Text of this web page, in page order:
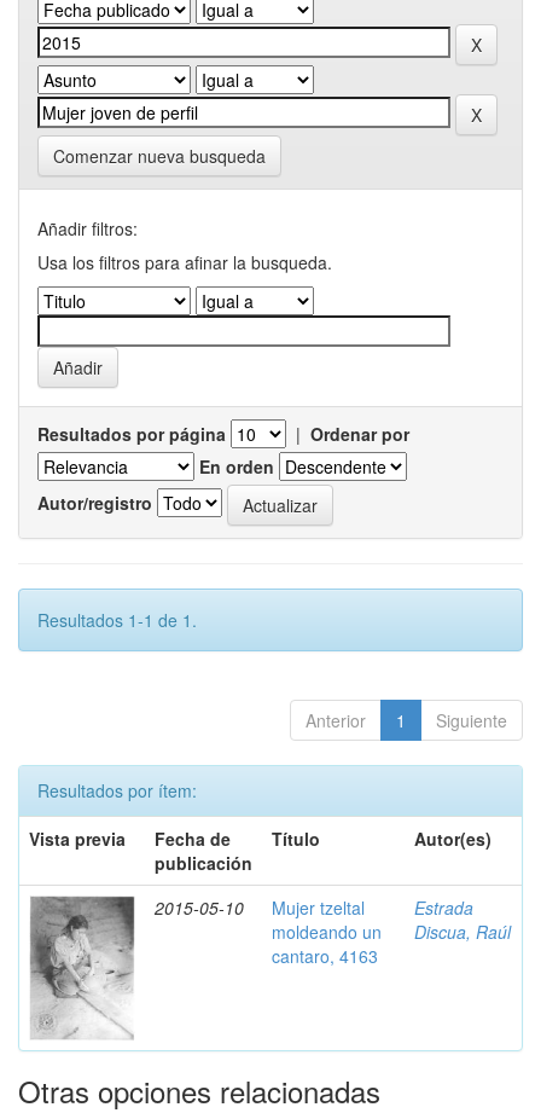
Comenzar nueva busqueda
Añadir filtros:
Usa los filtros para afinar la busqueda.
Resultados por página | Ordenar por
En orden
Autor/registro
Resultados 1-1 de 1.
Anterior 1 Siguiente
Resultados por ítem:
Vista previa
Fecha de
publicación
Título Autor(es)
2015-05-10
Mujer tzeltal
moldeando un
cantaro, 4163
Estrada
Discua, Raúl
Otras opciones relacionadas